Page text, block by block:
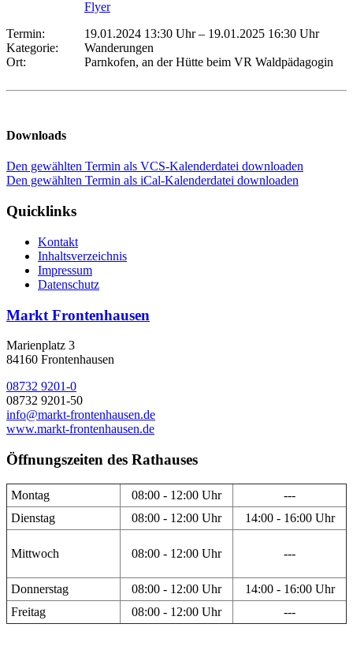
Flyer
Termin:
19.01.2024 13:30 Uhr– 19.01.2025 16:30 Uhr
Kategorie:
Wanderungen
Ort:
Parnkofen, an der Hütte beim VR Waldpädagogin
Downloads
Den gewählten Termin als VCS-Kalenderdatei downloaden
Den gewählten Termin als iCal-Kalenderdatei downloaden
Quicklinks
Kontakt
Inhaltsverzeichnis
Impressum
Datenschutz
Markt Frontenhausen
Marienplatz 3
84160 Frontenhausen
08732 9201-0
08732 9201-50
info@markt-frontenhausen.de
www.markt-frontenhausen.de
Öffnungszeiten des Rathauses
Montag 08:00 - 12:00 Uhr
---
Dienstag
08:00 - 12:00 Uhr 14:00 - 16:00 Uhr
Mittwoch 08:00 - 12:00 Uhr ---
Donnerstag 08:00 - 12:00 Uhr
14:00 - 16:00 Uhr
Freitag
08:00 - 12:00 Uhr ---